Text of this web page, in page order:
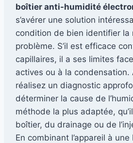
boîtier anti-humidité
s’avérer une solution
condition de bien identifier la
problème. S’il est efficace
capillaires, il a ses limites
actives ou à la condensation.
réalisez un diagnostic
déterminer la cause de
méthode la plus adaptée,
boîtier, du drainage ou de
En combinant l’appareil à